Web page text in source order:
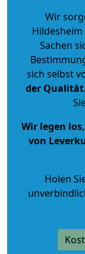
Wir
Sachen
sich selbst
der Qualität
Wir legen
von
Holen